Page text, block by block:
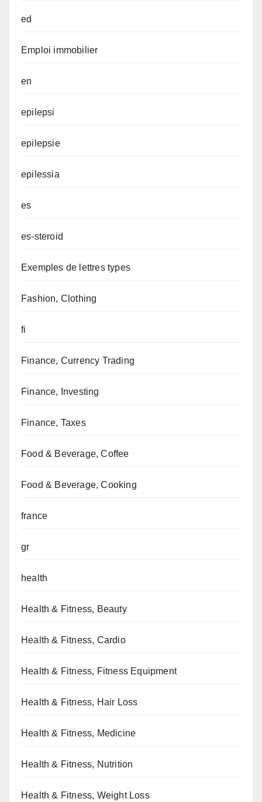
ed
Emploi immobilier
en
epilepsi
epilepsie
epilessia
es
es-steroid
Exemples de lettres types
Fashion, Clothing
fi
Finance, Currency Trading
Finance, Investing
Finance, Taxes
Food & Beverage, Coffee
Food & Beverage, Cooking
france
gr
health
Health & Fitness, Beauty
Health & Fitness, Cardio
Health & Fitness, Fitness Equipment
Health & Fitness, Hair Loss
Health & Fitness, Medicine
Health & Fitness, Nutrition
Health & Fitness, Weight Loss